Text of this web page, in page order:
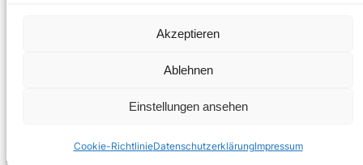
Akzeptieren
Ablehnen
Einstellungen ansehen
Cookie-RichtlinieDatenschutzerklärungImpressum
© 2002 – 2026